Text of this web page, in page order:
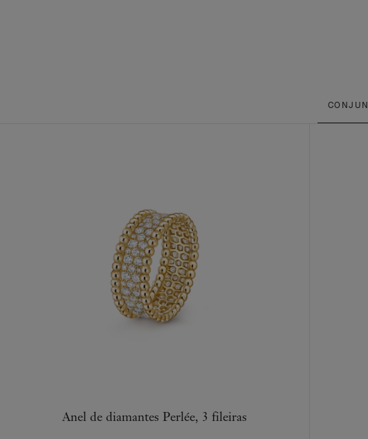
Anel de diamantes Perlée, 3 fileiras